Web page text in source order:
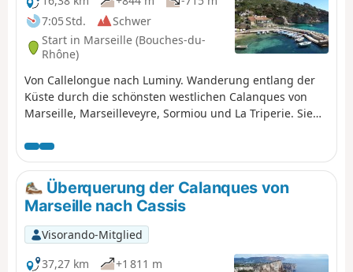
Nichtbeachtung dieser Vorschriften riskieren Sie eine
Geldstrafe von bis zu 1500 €.
7:05 Std.
Schwer
Start in Marseille (Bouches-du-
Rhône)
Von Callelongue nach Luminy. Wanderung entlang der
Küste durch die schönsten westlichen Calanques von
Marseille, Marseilleveyre, Sormiou und La Triperie. Sie
besonderen Vorschriften unterliegt . Bei Nichtbeachtung
dieser Vorschriften droht Ihnen eine Geldstrafe von bis
zu 1500 €.
Überquerung der Calanques von
Marseille nach Cassis
Visorando-Mitglied
37,27 km
+1 811 m